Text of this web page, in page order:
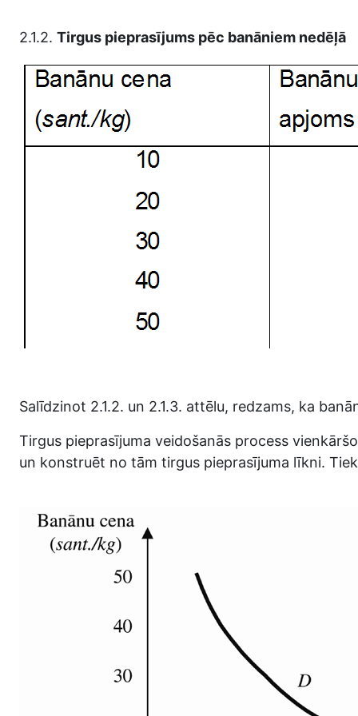
2.1.2. Tirgus pieprasījums pēc banāniem nedēļā
Salīdzinot 2.1.2. un 2.1.3. attēlu, redzams, ka
Tirgus pieprasījuma veidošanās process
un konstruēt no tām tirgus pieprasījuma līkni.